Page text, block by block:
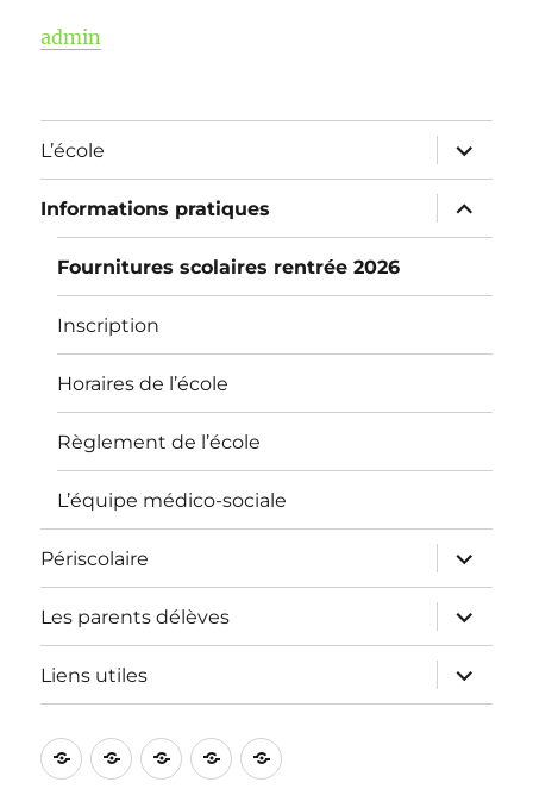
admin
L’école
ouvrir
le
sous-
menu
Informations pratiques
ouvrir
le
sous-
Fournitures scolaires rentrée 2026
Inscription
Horaires de l’école
Règlement de l’école
L’équipe médico-sociale
Périscolaire
ouvrir
le
sous-
menu
Les parents délèves
ouvrir
le
sous-
menu
Liens utiles
ouvrir
le
sous-
L’écoleInformations
Périscolaire
Les
Liens